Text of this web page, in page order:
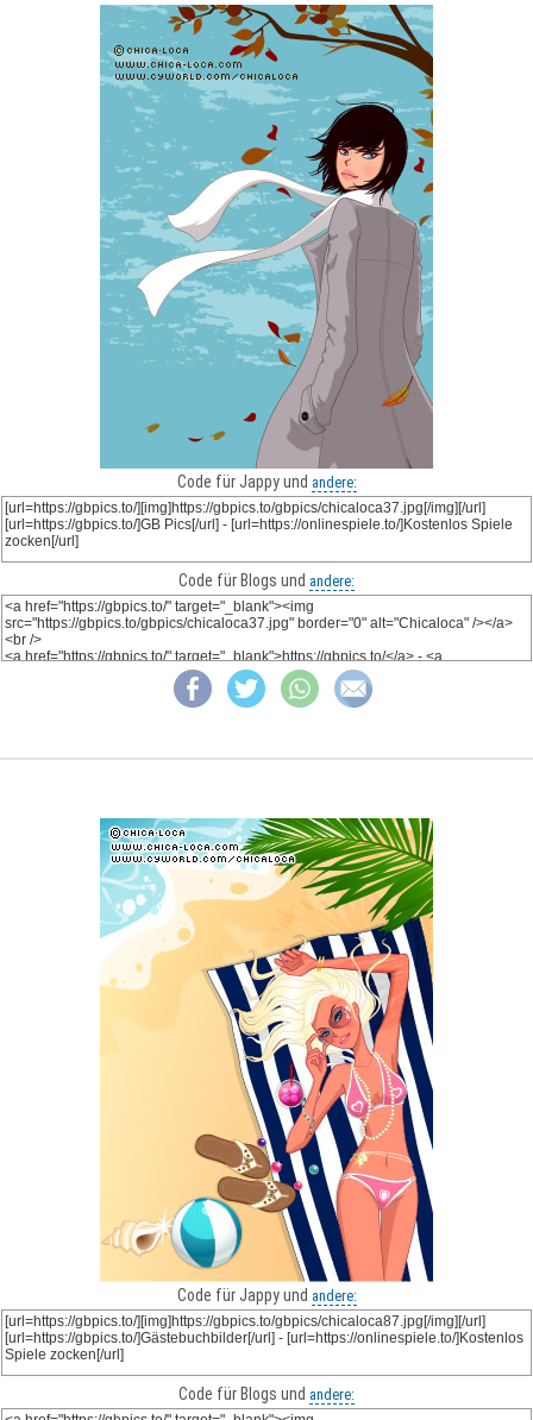
Code für Jappy und andere:
Code für Blogs und andere:
Code für Jappy und andere:
Code für Blogs und andere: